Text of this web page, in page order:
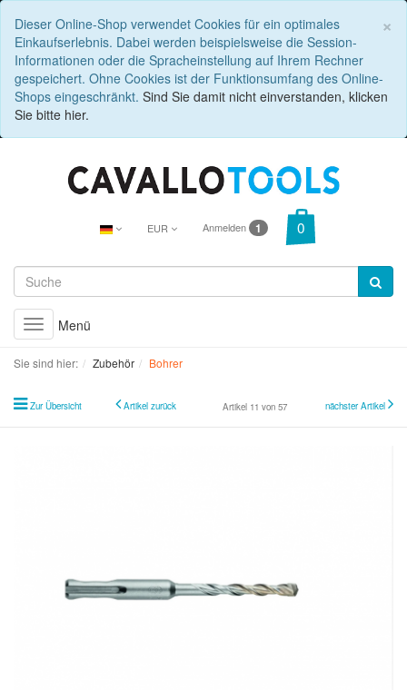
×
Dieser Online-Shop verwendet Cookies für ein optimales
Einkaufserlebnis. Dabei werden beispielsweise die Session-
Informationen oder die Spracheinstellung auf Ihrem Rechner
gespeichert. Ohne Cookies ist der Funktionsumfang des Online-
Shops eingeschränkt. Sind Sie damit nicht einverstanden, klicken
Sie bitte hier.
EUR Anmelden 1
Toggle
navigation
Menü
Sie sind hier: Zubehör Bohrer
Zur Übersicht Artikel zurück Artikel 11 von 57 nächster Artikel